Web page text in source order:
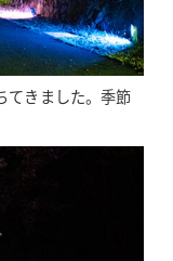
てきました。季節